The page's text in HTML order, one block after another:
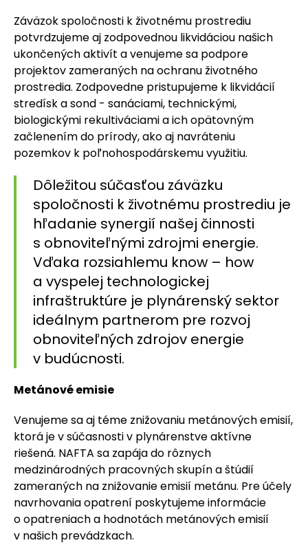
Záväzok spoločnosti k životnému prostrediu
potvrdzujeme aj zodpovednou likvidáciou našich
ukončených aktivít a venujeme sa podpore
projektov zameraných na ochranu životného
prostredia. Zodpovedne pristupujeme k likvidácií
stredísk a sond - sanáciami, technickými,
biologickými rekultiváciami a ich opätovným
začlenením do prírody, ako aj navráteniu
pozemkov k poľnohospodárskemu využitiu.
Dôležitou súčasťou záväzku
spoločnosti k životnému prostrediu je
hľadanie synergií našej činnosti
s obnoviteľnými zdrojmi energie.
Vďaka rozsiahlemu know – how
a vyspelej technologickej
infraštruktúre je plynárenský sektor
ideálnym partnerom pre rozvoj
obnoviteľných zdrojov energie
v budúcnosti.
Metánové emisie
Venujeme sa aj téme znižovaniu metánových emisií,
ktorá je v súčasnosti v plynárenstve aktívne
riešená. NAFTA sa zapája do rôznych
medzinárodných pracovných skupín a štúdií
zameraných na znižovanie emisií metánu. Pre účely
navrhovania opatrení poskytujeme informácie
o opatreniach a hodnotách metánových emisií
v našich prevádzkach.